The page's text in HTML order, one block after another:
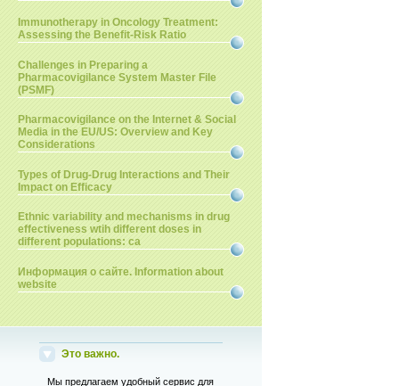
Immunotherapy in Oncology Treatment:
Assessing the Benefit-Risk Ratio
Challenges in Preparing a
Pharmacovigilance System Master File
(PSMF)
Pharmacovigilance on the Internet & Social
Media in the EU/US: Overview and Key
Considerations
Types of Drug-Drug Interactions and Their
Impact on Efficacy
Ethnic variability and mechanisms in drug
effectiveness wtih different doses in
different populations: ca
Информация о сайте. Information about
website
Это важно.
Мы предлагаем удобный сервис для